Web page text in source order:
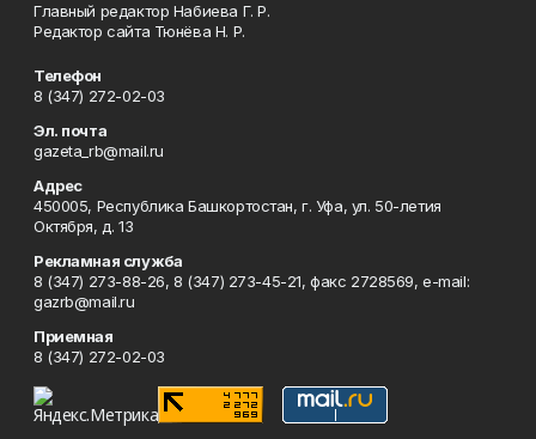
Главный редактор Набиева Г. Р.
Редактор сайта Тюнёва Н. Р.
Телефон
8 (347) 272-02-03
Эл. почта
gazeta_rb@mail.ru
Адрес
450005, Республика Башкортостан, г. Уфа, ул. 50-летия
Октября, д. 13
Рекламная служба
8 (347) 273-88-26, 8 (347) 273-45-21, факс 2728569, e-mail:
gazrb@mail.ru
Приемная
8 (347) 272-02-03